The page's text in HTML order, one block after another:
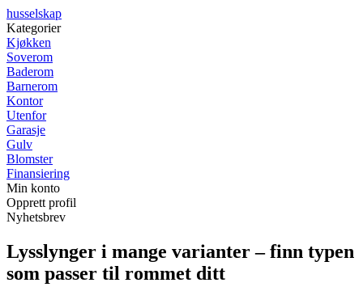
husselskap
Kategorier
Kjøkken
Soverom
Baderom
Barnerom
Kontor
Utenfor
Garasje
Gulv
Blomster
Finansiering
Min konto
Opprett profil
Nyhetsbrev
Lysslynger i mange varianter – finn typen
som passer til rommet ditt